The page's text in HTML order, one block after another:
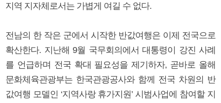
지역 지자체로서는 가볍게 여길 수 없다.
전남의 한 작은 군에서 시작한 반값여행은 이제 전국으로
확산한다. 지난해 9월 국무회의에서 대통령이 강진 사례
를 언급하며 전국 확대 필요성을 제기하자, 곧바로 올해
문화체육관광부는 한국관광공사와 함께 전국 차원의 반
값여행 모델인 ‘지역사랑 휴가지원’ 시범사업에 참여할 지